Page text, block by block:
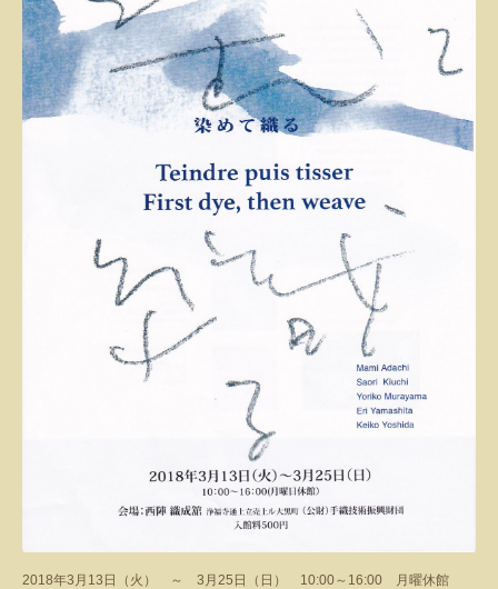
2018年3月13日（火） ～ 3月25日（日） 10:00～16:00 月曜休館